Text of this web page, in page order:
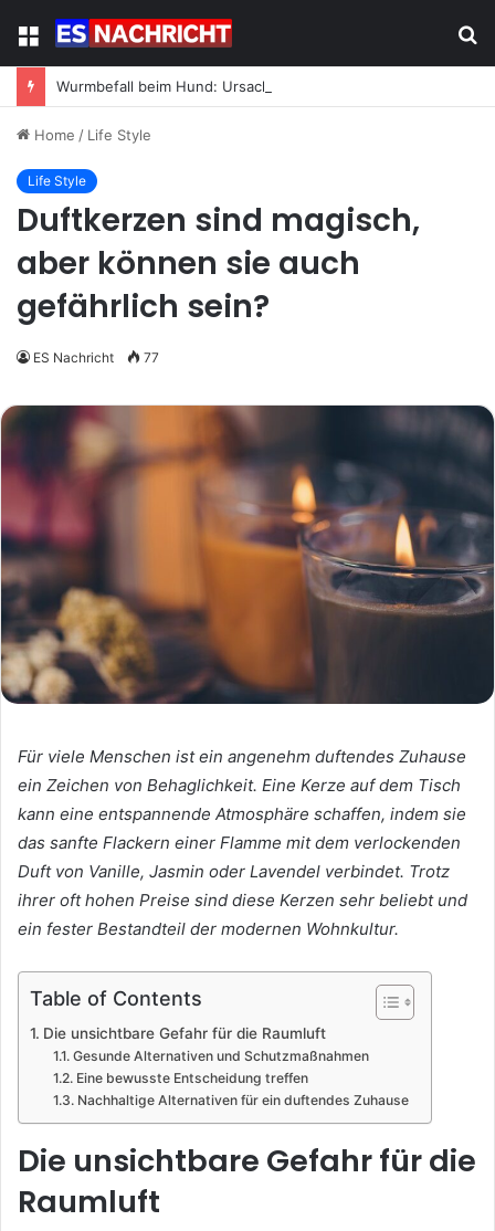
Menu
Home / Life Style
Life Style
Duftkerzen sind magisch,
aber können sie auch
gefährlich sein?
ES Nachricht 77
Für viele Menschen ist ein angenehm duftendes Zuhause
ein Zeichen von Behaglichkeit. Eine Kerze auf dem Tisch
kann eine entspannende Atmosphäre schaffen, indem sie
das sanfte Flackern einer Flamme mit dem verlockenden
Duft von Vanille, Jasmin oder Lavendel verbindet. Trotz
ihrer oft hohen Preise sind diese Kerzen sehr beliebt und
ein fester Bestandteil der modernen Wohnkultur.
Table of Contents
Die unsichtbare Gefahr für die Raumluft
Gesunde Alternativen und Schutzmaßnahmen
Eine bewusste Entscheidung treffen
Nachhaltige Alternativen für ein duftendes Zuhause
Die unsichtbare Gefahr für die
Raumluft